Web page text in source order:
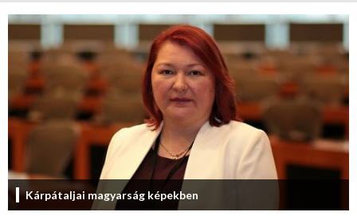
Kárpátaljai magyarság képekben